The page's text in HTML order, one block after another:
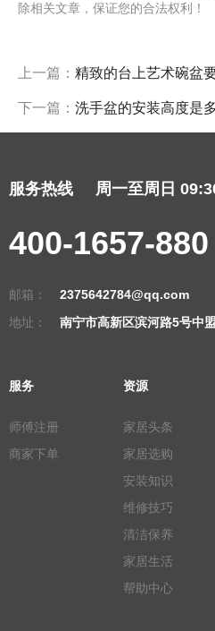
除相关文章，保证您的合法权利！
上一篇： 精致的台上艺术碗盆
下一篇： 洗手盆的安装高度是
服务热线 周一至周日
400-1657-880
邮箱：
2375642784@qq.com
地址：
南宁市高新区滨河路5号中
服务
师傅注册
商家下单
资源
家居头条
家居选购
安装知识
维修技巧
清洁保养
家居生活
帮助中心